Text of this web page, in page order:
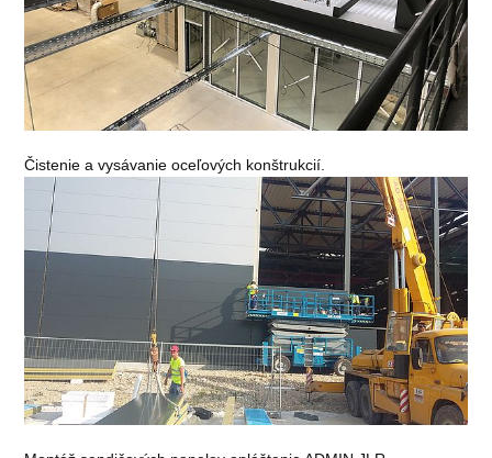
Čistenie a vysávanie oceľových konštrukcií.